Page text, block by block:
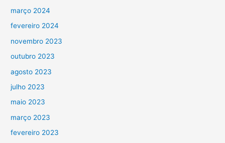
março 2024
fevereiro 2024
novembro 2023
outubro 2023
agosto 2023
julho 2023
maio 2023
março 2023
fevereiro 2023